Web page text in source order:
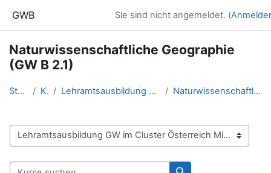
GWB Sie sind nicht angemeldet. (
Naturwissenschaftliche Geographie
(GW B 2.1)
Startseite Kurse Lehramtsausbildung GW im Cluster Österreich Mitte Naturwissenschaftliche Geographie (GW B 2.1)
Kursbereiche
Kurse suchen